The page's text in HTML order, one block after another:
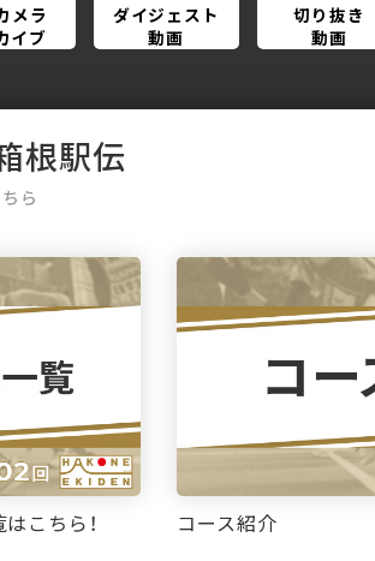
メラ
イブ
ダイジェスト
動画
切り抜き
動画
根駅伝
ら
こちら！ コース紹介